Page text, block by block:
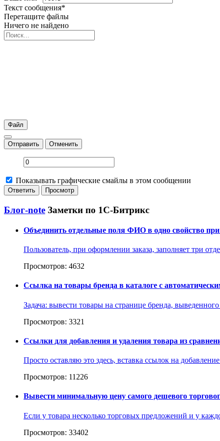
Текст сообщения*
Перетащите файлы
Ничего не найдено
Файл
Отправить Отменить
Показывать графические смайлы в этом сообщении
Блог-note Заметки по 1С-Битрикс
Объединить отдельные поля ФИО в одно свойство
Пользователь, при оформлении заказа, заполняет три
Просмотров: 4632
Ссылка на товары бренда в каталоге с
Задача: вывести товары на странице бренда,
Просмотров: 3321
Ссылки для добавления и удаления товара из
Просто оставляю это здесь, вставка ссылок на
Просмотров: 11226
Вывести минимальную цену самого дешевого
Если у товара несколько торговых предложений и у
Просмотров: 33402